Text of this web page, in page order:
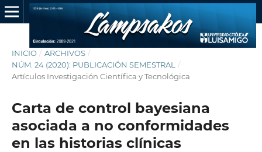
INICIO / ARCHIVOS /
NÚM. 24 (2020): PUBLICACIÓN SEMESTRAL
/
Artículos Investigación Científica y Tecnológica
Carta de control bayesiana
asociada a no conformidades
en las historias clínicas